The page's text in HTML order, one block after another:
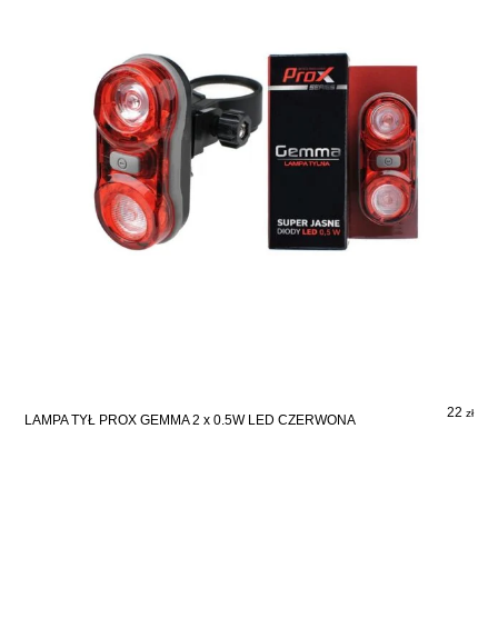
LAMPA TYŁ PROX GEMMA 2 x 0.5W LED CZERWONA
22 zł